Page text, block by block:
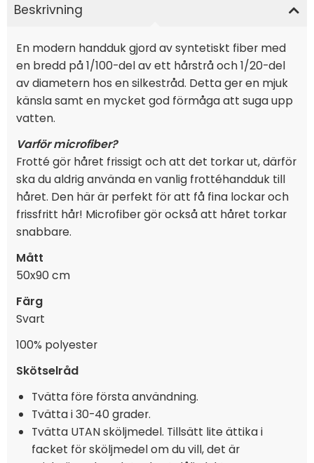
Beskrivning
En modern handduk gjord av syntetiskt fiber med
en bredd på 1/100-del av ett hårstrå och 1/20-del
av diametern hos en silkestråd. Detta ger en mjuk
känsla samt en mycket god förmåga att suga upp
vatten.
Varför microfiber?
Frotté gör håret frissigt och att det torkar ut, därför
ska du aldrig använda en vanlig frottéhandduk till
håret. Den här är perfekt för att få fina lockar och
frissfritt hår! Microfiber gör också att håret torkar
snabbare.
Mått
50x90 cm
Färg
Svart
100% polyester
Skötselråd
Tvätta före första användning.
Tvätta i 30-40 grader.
Tvätta UTAN sköljmedel. Tillsätt lite ättika i
facket för sköljmedel om du vill, det är